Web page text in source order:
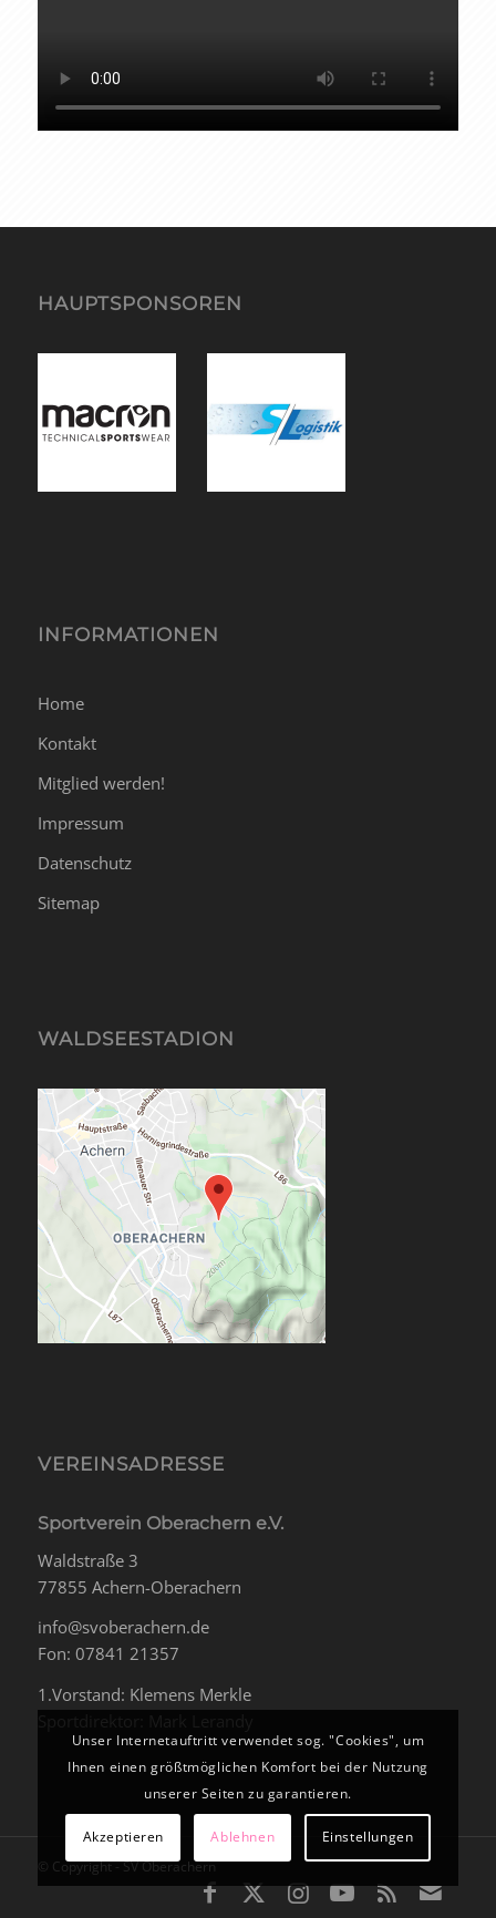
HAUPTSPONSOREN
INFORMATIONEN
Home
Kontakt
Mitglied werden!
Impressum
Datenschutz
Sitemap
WALDSEESTADION
VEREINSADRESSE
Sportverein Oberachern e.V.
Waldstraße 3
77855 Achern-Oberachern
info@svoberachern.de
Fon: 07841 21357
1.Vorstand: Klemens Merkle
© Copyright - SV Oberachern
Unser Internetauftritt verwendet sog. "Cookies", um
Ihnen einen größtmöglichen Komfort bei der Nutzung
unserer Seiten zu garantieren.
Akzeptieren Ablehnen Einstellungen